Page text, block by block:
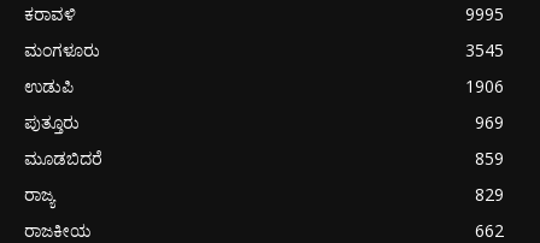
ಕರಾವಳಿ
9995
ಮಂಗಳೂರು
3545
ಉಡುಪಿ
1906
ಪುತ್ತೂರು
969
ಮೂಡಬಿದರೆ
859
ರಾಜ್ಯ
829
ರಾಜಕೀಯ
662